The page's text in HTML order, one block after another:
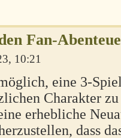
Fan-
10:21
eine 3-
Charakter
erhebliche
dass